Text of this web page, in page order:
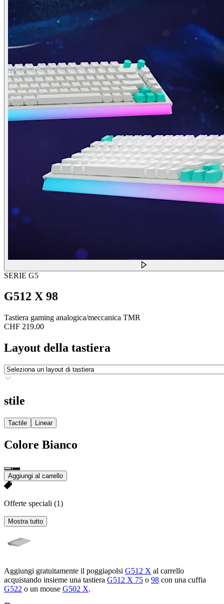
SERIE G5
G512 X 98
Tastiera gaming analogica/meccanica TMR
CHF 219.00
Layout della tastiera
stile
Tactile Linear
Colore Bianco
Aggiungi al carrello
Offerte speciali (1)
Mostra tutto
Aggiungi gratuitamente il poggiapolsi G512 X al carrello
acquistando insieme una tastiera G512 X 75 o 98 con una cuffia
G522 o un mouse G502 X.